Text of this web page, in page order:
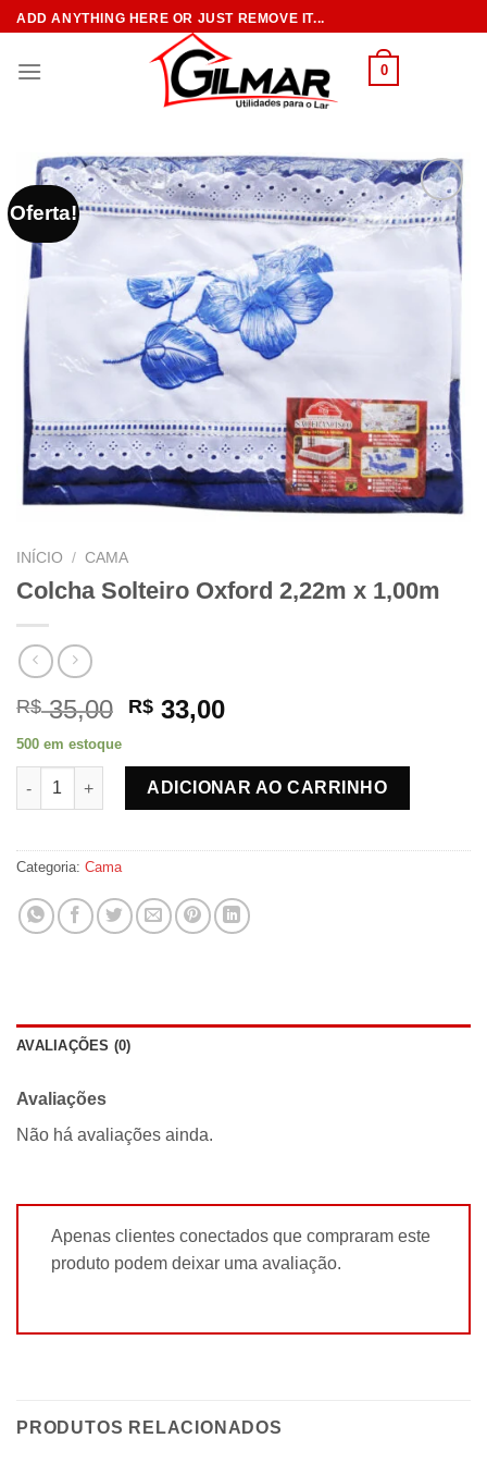
Skip
content
ADD ANYTHING HERE OR JUST REMOVE IT...
0
Oferta!
INÍCIO / CAMA
Colcha Solteiro Oxford 2,22m x 1,00m
R$35,00 O
original
era:
R$ 35,00.
R$ 33,00O
atual
é:
R$ 33,00.
500 em estoque
Colcha Solteiro Oxford 2,22m x 1,00m quantidade
ADICIONAR AO CARRINHO
Categoria: Cama
AVALIAÇÕES (0)
Avaliações
Não há avaliações ainda.
Apenas clientes conectados que compraram este
produto podem deixar uma avaliação.
PRODUTOS RELACIONADOS